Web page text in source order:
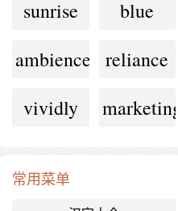
sunrise
blue
ambience
reliance
vividly
marketing
常用菜单